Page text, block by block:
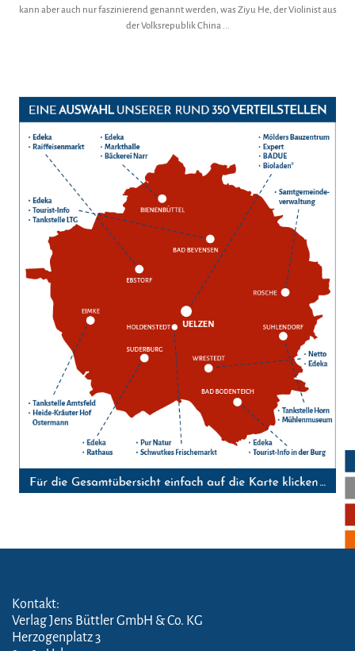
kann aber auch nur faszinierend genannt werden, was Ziyu He, der Violinist aus
der Volksrepublik China ...
Kontakt:
Verlag Jens Büttler GmbH & Co. KG
Herzogenplatz 3